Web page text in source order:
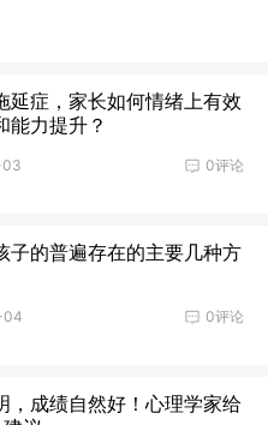
延症，家长如何情绪上有效
能力提升？
0评论
子的普遍存在的主要几种方
0评论
04
，成绩自然好！心理学家给